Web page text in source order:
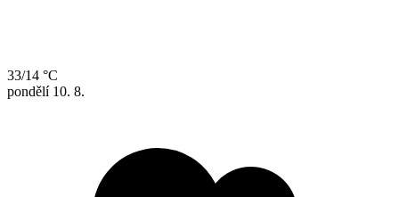
33/14 °C
pondělí 10. 8.